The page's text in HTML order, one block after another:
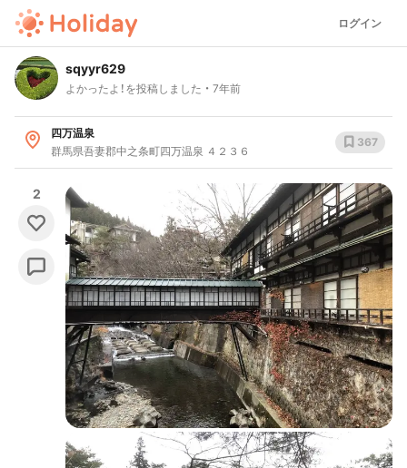
ログイン
sqyyr629
よかったよ！を投稿しました 7年前
四万温泉
群馬県吾妻郡中之条町四万温泉 ４２３６
367
2